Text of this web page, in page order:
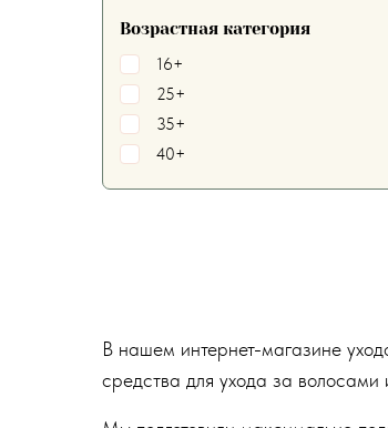
Возрастная категория
16+
25+
35+
40+
В нашем интернет-магазине
средства для ухода за волосами